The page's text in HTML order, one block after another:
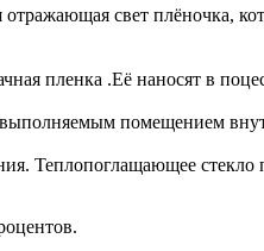
свет плёночка,
пленка .Её наносят в
помещением
Теплопоглащающее стекло